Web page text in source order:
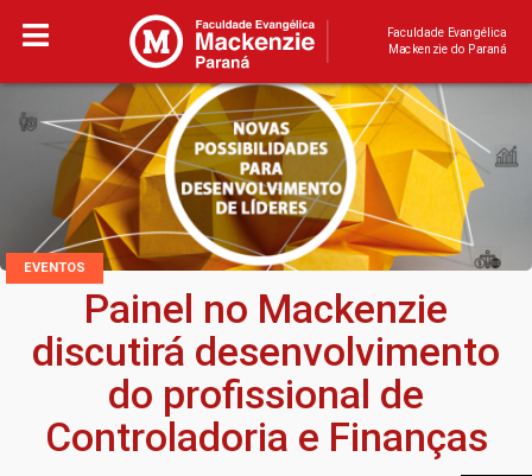
Faculdade Evangélica
Mackenzie do Paraná
EVENTOS
Painel no Mackenzie
discutirá desenvolvimento
do profissional de
Controladoria e Finanças